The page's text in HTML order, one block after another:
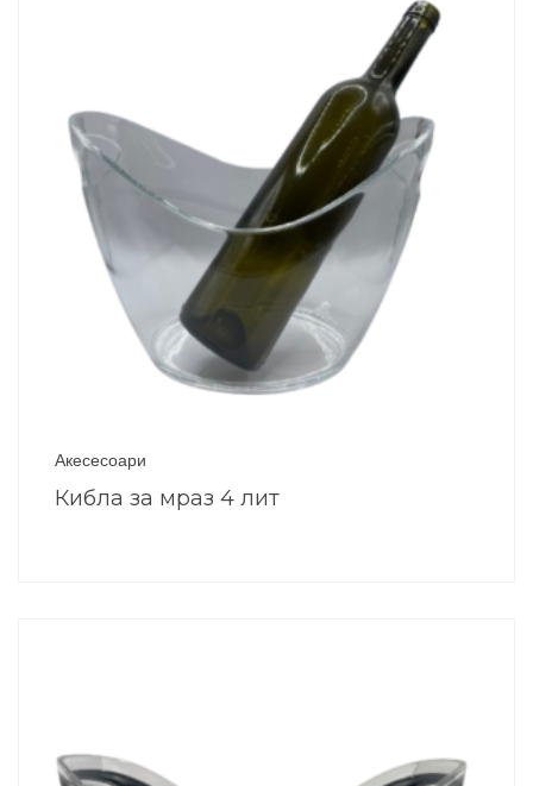
Акесесоари
Кибла за мраз 4 лит